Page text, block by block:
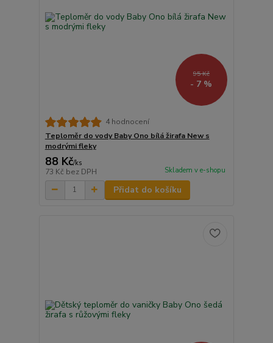
95 Kč
- 7 %
4 hodnocení
Teploměr do vody Baby Ono bílá žirafa New s
modrými fleky
88 Kč/ks
73 Kč bez DPH Skladem v e-shopu
Přidat do košíku